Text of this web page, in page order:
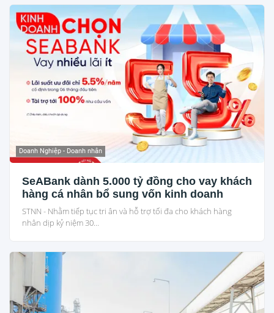
Doanh Nghiệp - Doanh nhân
SeABank dành 5.000 tỷ đồng cho vay khách
hàng cá nhân bổ sung vốn kinh doanh
STNN - Nhằm tiếp tục tri ân và hỗ trợ tối đa cho khách hàng
nhân dịp kỷ niệm 30...